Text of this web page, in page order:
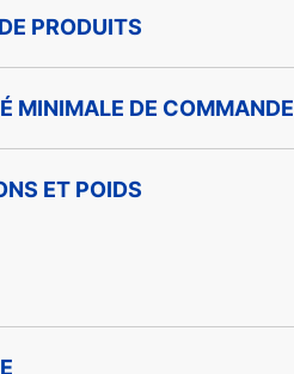
PRODUITS
MINIMALE DE COMMANDE
ET POIDS